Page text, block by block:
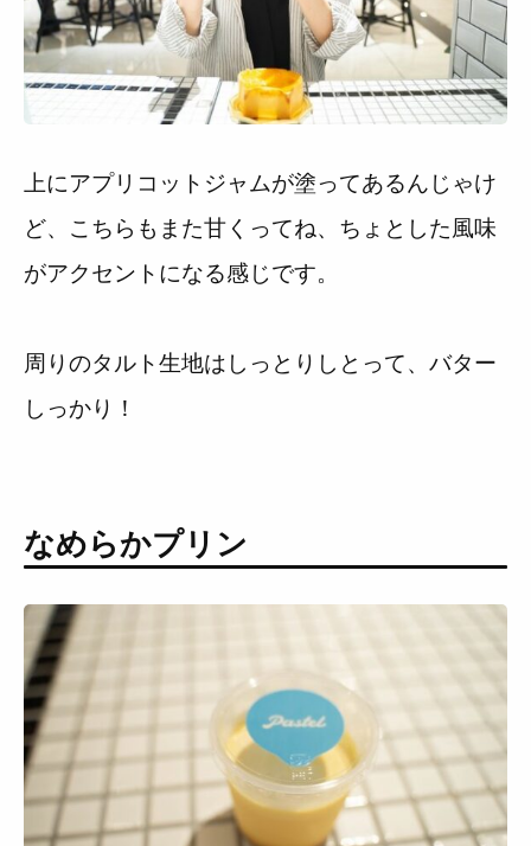
上にアプリコットジャムが塗ってあるんじゃけ
ど、こちらもまた甘くってね、ちょとした風味
がアクセントになる感じです。
周りのタルト生地はしっとりしとって、バター
しっかり！
なめらかプリン